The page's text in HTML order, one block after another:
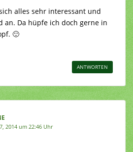
alles sehr interessant und
an. Da hüpfe ich doch gerne in
🙂
ANTWORTEN
2014 um 22:46 Uhr